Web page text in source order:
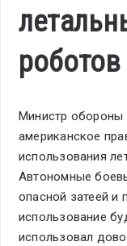
роботов
Министр
американское
использования
Автономные
опасной затеей и
использование
использовал